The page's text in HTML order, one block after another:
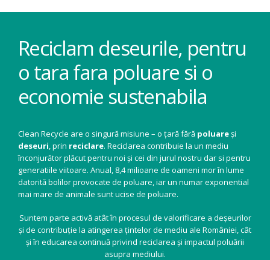
Reciclam deseurile, pentru
o tara fara poluare si o
economie sustenabila
Clean Recycle are o singură misiune – o țară fără poluareși
deseuri, prin reciclare. Reciclarea contribuie la un mediu
înconjurător plăcut pentru noi și cei din jurul nostru dar si pentru
generatiile viitoare. Anual, 8,4 milioane de oameni mor în lume
datorită bolilor provocate de poluare, iar un numar exponential
mai mare de animale sunt ucise de poluare.
Suntem parte activă atât în procesul de valorificare a deșeurilor
și de contribuție la atingerea țintelor de mediu ale României, cât
și în educarea continuă privind reciclarea și impactul poluării
asupra mediului.